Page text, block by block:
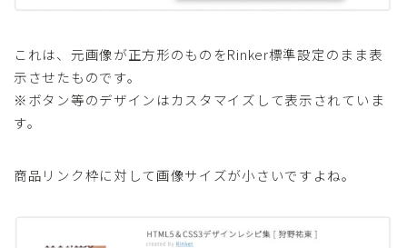
これは、元画像が正方形のものをRinker標準設定のまま表
示させたものです。
※ボタン等のデザインはカスタマイズして表示されていま
す。
商品リンク枠に対して画像サイズが小さいですよね。